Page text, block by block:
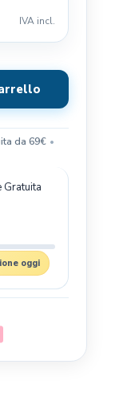
IVA incl.
da 69€
oggi